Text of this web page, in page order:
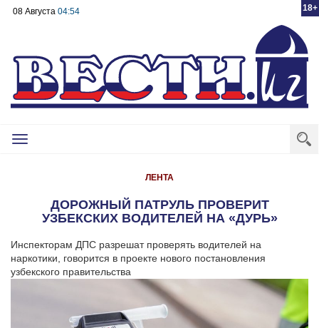
18+
08 Августа 04:54
Toggle
ЛЕНТА
ДОРОЖНЫЙ ПАТРУЛЬ ПРОВЕРИТ
УЗБЕКСКИХ ВОДИТЕЛЕЙ НА «ДУРЬ»
Инспекторам ДПС разрешат проверять водителей на
наркотики, говорится в проекте нового постановления
узбекского правительства